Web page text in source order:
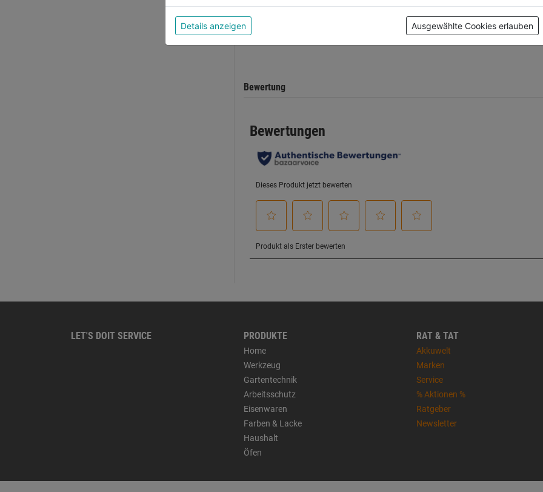
von
5
Sternen.
319,99€
von319,99€
von
5
Sternen.
Bewertung
LET'S DOIT SERVICE PRODUKTE
Home
Werkzeug
Gartentechnik
Arbeitsschutz
Eisenwaren
Farben & Lacke
Haushalt
Öfen
RAT & TAT
Akkuwelt
Marken
Service
% Aktionen %
Ratgeber
Newsletter
Details anzeigen Ausgewählte Cookies erlauben